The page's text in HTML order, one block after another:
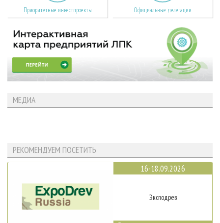
Приоритетные инвестпроекты Официальные делегации
МЕДИА
РЕКОМЕНДУЕМ ПОСЕТИТЬ
16-18.09.2026
Эксподрев